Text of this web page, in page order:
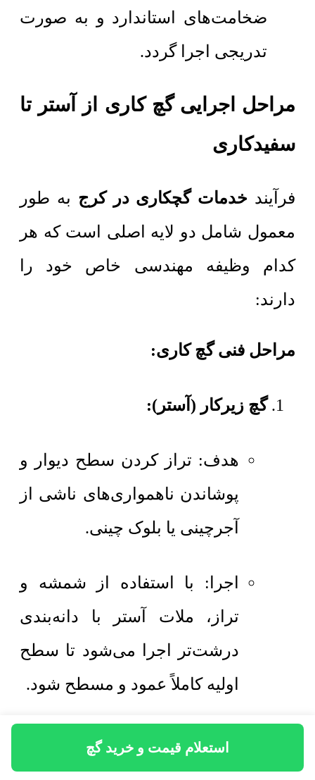
استعلام قیمت و خرید گچ
ضخامت‌های استاندارد و به صورت
تدریجی اجرا گردد.
مراحل اجرایی گچ کاری از آستر تا
سفیدکاری
فرآیند خدمات گچکاری در کرج به طور
معمول شامل دو لایه اصلی است که هر
کدام وظیفه مهندسی خاص خود را
دارند:
مراحل فنی گچ کاری:
گچ زیرکار (آستر):
هدف: تراز کردن سطح دیوار و
پوشاندن ناهمواری‌های ناشی از
آجرچینی یا بلوک چینی.
اجرا: با استفاده از شمشه و
تراز، ملات آستر با دانه‌بندی
درشت‌تر اجرا می‌شود تا سطح
اولیه کاملاً عمود و مسطح شود.
گچ سفیدکاری (رویه):